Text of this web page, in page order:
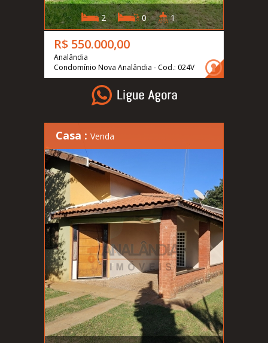
2 0 1
R$ 550.000,00
Analândia
Condomínio Nova Analândia - Cod.: 024V
Casa : Venda